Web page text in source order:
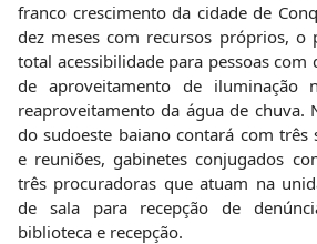
franco crescimento da cidade de
dez meses com recursos próprios, o
total acessibilidade para pessoas com
de aproveitamento de iluminação
reaproveitamento da água de chuva.
do sudoeste baiano contará com três
e reuniões, gabinetes conjugados
três procuradoras que atuam na
de sala para recepção de
biblioteca e recepção.